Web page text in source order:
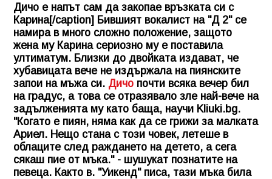
Дичо е напът сам да закопае връзката си с
Карина[/caption] Бившият вокалист на "Д 2" се
намира в много сложно положение, защото
жена му Карина сериозно му е поставила
ултиматум. Близки до двойката издават, че
хубавицата вече не издържала на пиянските
запои на мъжа си. Дичо почти всяка вечер бил
на градус, а това се отразявало зле най-вече на
задълженията му като баща, научи Kliuki.bg.
"Когато е пиян, няма как да се грижи за малката
Ариел. Нещо стана с този човек, летеше в
облаците след раждането на детето, а сега
сякаш пие от мъка." - шушукат познатите на
певеца. Както в. "Уикенд" писа, тази мъка била